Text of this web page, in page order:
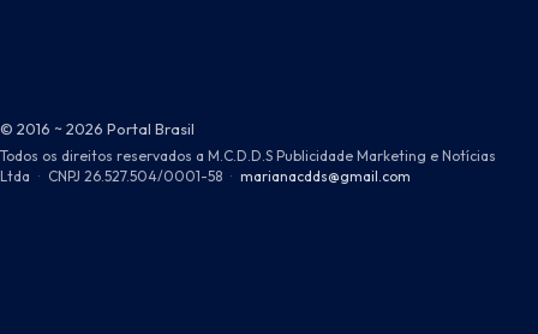
© 2016 ~ 2026 Portal Brasil
Todos os direitos reservados a M.C.D.D.S Publicidade Marketing e Notícias
Ltda · CNPJ 26.527.504/0001-58 · marianacdds@gmail.com